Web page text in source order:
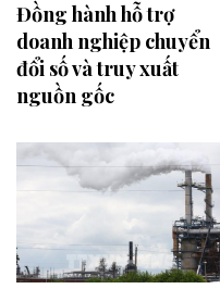
Đồng hành hỗ trợ
doanh nghiệp chuyển
đổi số và truy xuất
nguồn gốc